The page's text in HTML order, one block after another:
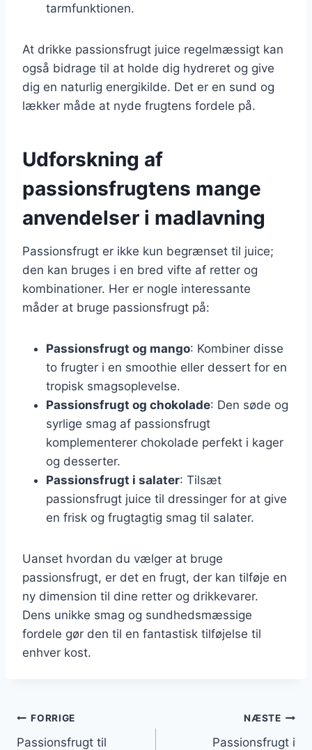
tarmfunktionen.
At drikke passionsfrugt juice regelmæssigt kan
også bidrage til at holde dig hydreret og give
dig en naturlig energikilde. Det er en sund og
lækker måde at nyde frugtens fordele på.
Udforskning af
passionsfrugtens mange
anvendelser i madlavning
Passionsfrugt er ikke kun begrænset til juice;
den kan bruges i en bred vifte af retter og
kombinationer. Her er nogle interessante
måder at bruge passionsfrugt på:
Passionsfrugt og mango: Kombiner disse
to frugter i en smoothie eller dessert for en
tropisk smagsoplevelse.
Passionsfrugt og chokolade: Den søde og
syrlige smag af passionsfrugt
komplementerer chokolade perfekt i kager
og desserter.
Passionsfrugt i salater: Tilsæt
passionsfrugt juice til dressinger for at give
en frisk og frugtagtig smag til salater.
Uanset hvordan du vælger at bruge
passionsfrugt, er det en frugt, der kan tilføje en
ny dimension til dine retter og drikkevarer.
Dens unikke smag og sundhedsmæssige
fordele gør den til en fantastisk tilføjelse til
enhver kost.
Indlægsnavigation
FORRIGE
Passionsfrugt til
NÆSTE
Passionsfrugt i